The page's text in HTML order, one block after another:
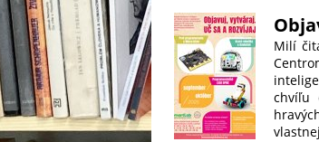
Milí
chvíľu